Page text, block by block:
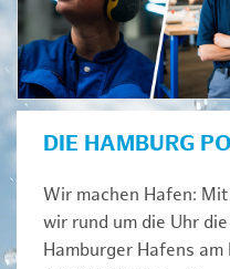
DIE HAMBURG
Wir machen Hafen:
wir rund um die Uhr
Hamburger Hafens